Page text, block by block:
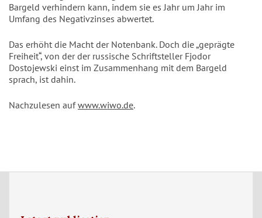
Bargeld verhindern kann, indem sie es Jahr um Jahr im
Umfang des Negativzinses abwertet.
Das erhöht die Macht der Notenbank. Doch die „geprägte
Freiheit“, von der der russische Schriftsteller Fjodor
Dostojewski einst im Zusammenhang mit dem Bargeld
sprach, ist dahin.
Nachzulesen aufwww.wiwo.de.